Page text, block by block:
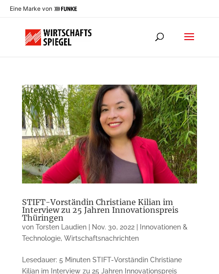
Eine Marke von
STIFT-Vorständin Christiane Kilian im
Interview zu 25 Jahren Innovationspreis
Thüringen
von Torsten Laudien| Nov. 30, 2022| Innovationen &
Technologie, Wirtschaftsnachrichten
Lesedauer: 5 Minuten STIFT-Vorständin Christiane
Kilian im Interview zu 25 Jahren Innovationspreis